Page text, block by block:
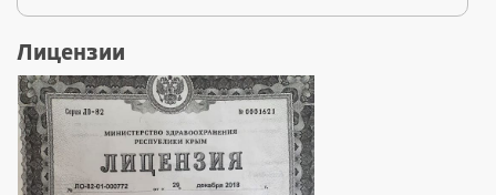
Лицензии